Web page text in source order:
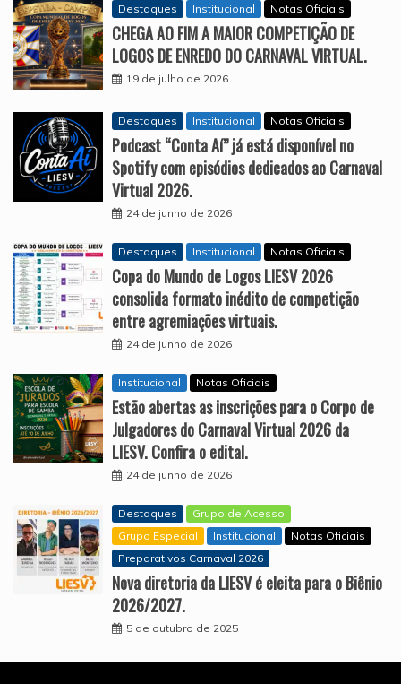
Destaques Institucional Notas Oficiais
CHEGA AO FIM A MAIOR COMPETIÇÃO DE
LOGOS DE ENREDO DO CARNAVAL VIRTUAL.
19 de julho de 2026
Destaques Institucional Notas Oficiais
Podcast “Conta Aí” já está disponível no
Spotify com episódios dedicados ao Carnaval
Virtual 2026.
24 de junho de 2026
Destaques Institucional Notas Oficiais
Copa do Mundo de Logos LIESV 2026
consolida formato inédito de competição
entre agremiações virtuais.
24 de junho de 2026
Institucional Notas Oficiais
Estão abertas as inscrições para o Corpo de
Julgadores do Carnaval Virtual 2026 da
LIESV. Confira o edital.
24 de junho de 2026
Destaques
Grupo de Acesso
Grupo Especial
Institucional
Notas Oficiais
Preparativos Carnaval 2026
Nova diretoria da LIESV é eleita para o Biênio
2026/2027.
5 de outubro de 2025